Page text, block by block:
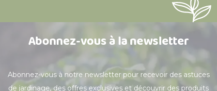
Abonnez-vous à la newsletter
Abonnez-vous à notre newsletter pour recevoir des astuces
de jardinage, des offres exclusives et découvrir des produits